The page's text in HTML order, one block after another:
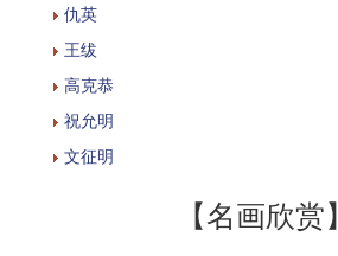
仇英
王绂
高克恭
祝允明
文征明
【名画欣赏】